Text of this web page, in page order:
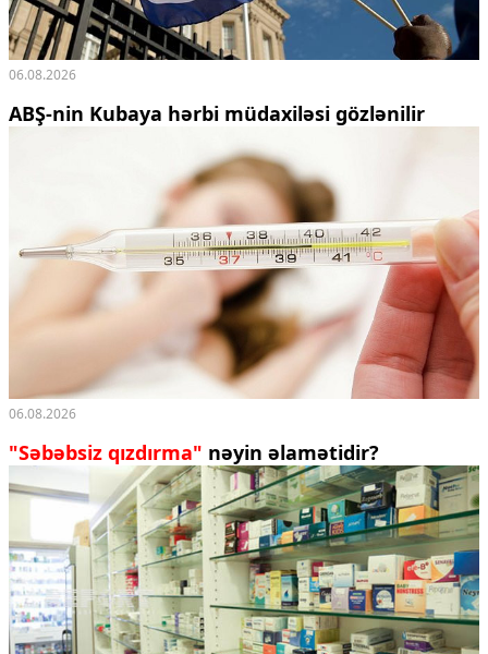
06.08.2026
ABŞ-nin Kubaya hərbi müdaxiləsi gözlənilir
06.08.2026
"Səbəbsiz qızdırma" nəyin əlamətidir?